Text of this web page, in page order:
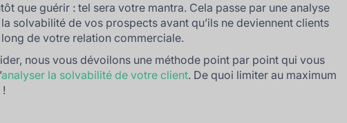
que guérir : tel sera votre mantra. Cela passe par une analyse
solvabilité de vos prospects avant qu’ils ne deviennent clients
de votre relation commerciale.
nous vous dévoilons une méthode point par point qui vous
analyser la solvabilité de votre client. De quoi limiter au maximum